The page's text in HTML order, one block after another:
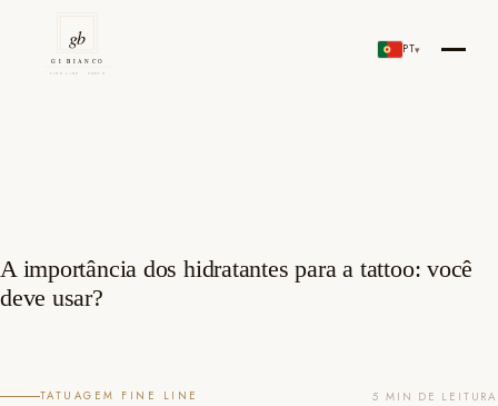
content
Gi Bianco Tattoo Porto
PT▾
A importância dos hidratantes para a tattoo: você
deve usar?
TATUAGEM FINE LINE 5 MIN DE LEITURA